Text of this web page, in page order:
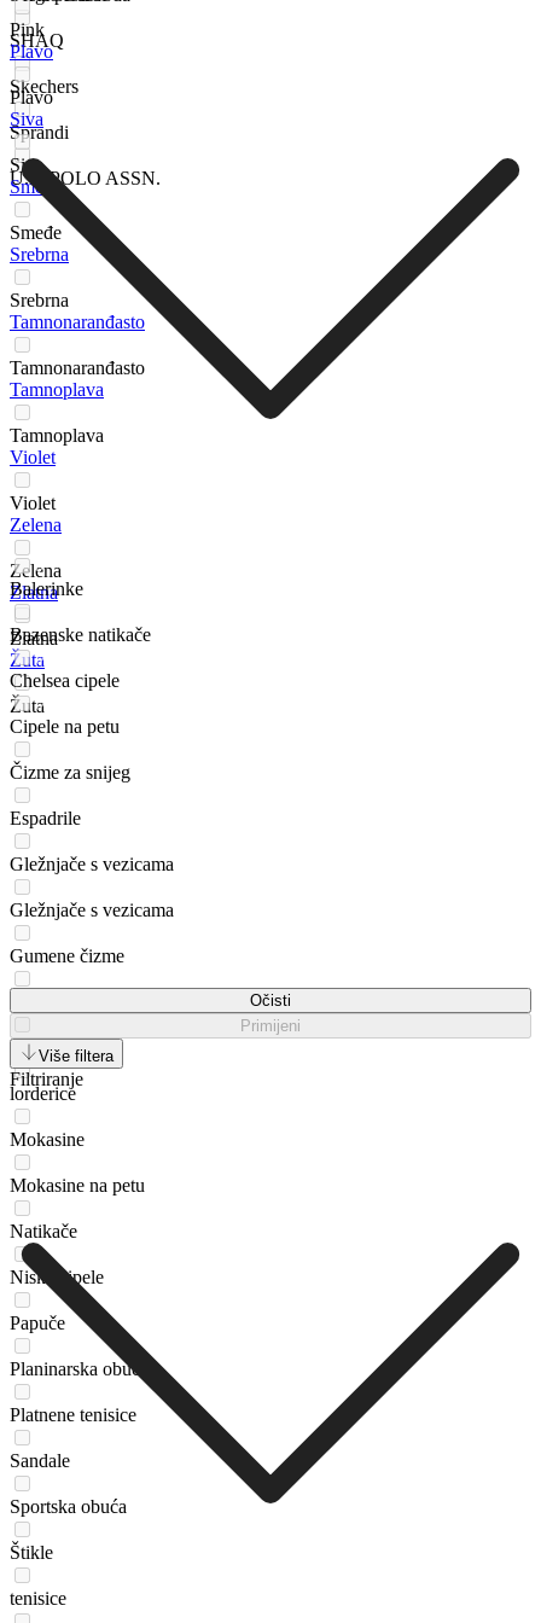
SHAQ
Skechers
Sprandi
U.S. POLO ASSN.
Pink
Plavo
Plavo
Siva
Siva
Smeđe
Smeđe
Srebrna
Srebrna
Tamnonaranđasto
Tamnonaranđasto
Tamnoplava
Tamnoplava
Violet
Violet
Zelena
Zelena
Zlatna
Zlatna
Žuta
Žuta
Balerinke
Bazenske natikače
Chelsea cipele
Cipele na petu
Čizme za snijeg
Espadrile
Gležnjače s vezicama
Gležnjače s vezicama
Gumene čizme
Loaferice
lorderice
Mokasine
Mokasine na petu
Natikače
Niske cipele
Papuče
Planinarska obuća
Platnene tenisice
Sandale
Sportska obuća
Štikle
tenisice
Očisti
Primijeni
Više filtera
Filtriranje